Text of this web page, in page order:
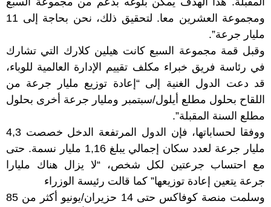
ومجموعة العشرين معا. لتحقيق ذلك، نحن بحاجة إلى 11
مليار جرعة”.
وقبل قمة مجموعة السبع كانت هيلين كلارك التي تشارك
في رئاسة فريق خبراء مكلف تقييم الإدارة العالمية للوباء،
قد دعت الدول الغنية إلى “إعادة توزيع مليار جرعة من
اللقاح بحلول مطلع أيلول/سبتمبر ومليار جرعة أخرى بحلول
مطلع السنة المقبلة”.
ووفقا لحساباتها، فإن الدول المرتفعة الدخل خصصت 4,3
مليار جرعة لعدد سكان إجمالي يبلغ 1,16 مليار نسمة. حتى
مع احتساب جرعتين لكل شخص، “لا يزال هناك مليارا
جرعة يتعين إعادة توزيعها” كما قالت رئيسة الوزراء
وسلمت منصة كوفاكس حتى 14 حزيران/يونيو أكثر من 85